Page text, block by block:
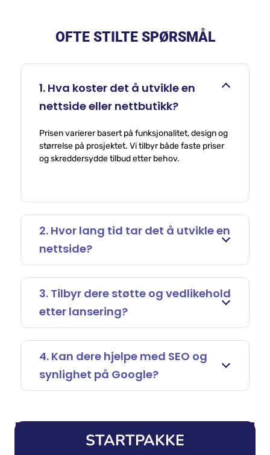
OFTE STILTE SPØRSMÅL
1. Hva koster det å utvikle en
nettside eller nettbutikk?
og skreddersydde tilbud etter behov.
2. Hvor lang tid tar det å utvikle en
nettside?
3. Tilbyr dere støtte og vedlikehold
etter lansering?
synlighet på Google?